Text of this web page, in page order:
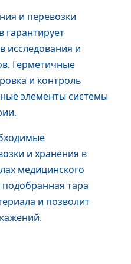
и перевозки
гарантирует
исследования и
Герметичные
и контроль
элементы системы
и хранения в
медицинского
тара
и позволит